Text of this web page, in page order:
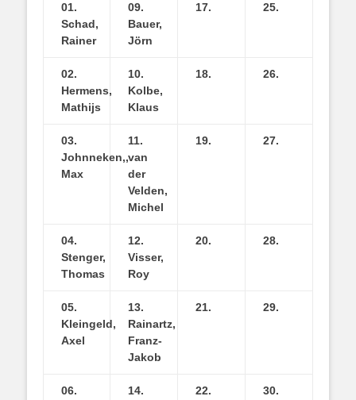
01.
Schad,
Rainer
09.
Bauer,
Jörn
17. 25.
02.
Hermens,
Mathijs
10.
Kolbe,
Klaus
18. 26.
03.
Johnneken,,
Max
11.
van
der
Velden,
Michel
19. 27.
04.
Stenger,
Thomas
12.
Visser,
Roy
20. 28.
05.
Kleingeld,
Axel
13.
Rainartz,
Franz-
Jakob
21. 29.
06.
14.
22. 30.